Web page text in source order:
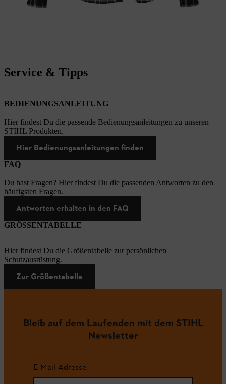
Service & Tipps
BEDIENUNGSANLEITUNG
Hier findest Du die passende Bedienungsanleitungen zu unseren
STIHL Produkten.
Hier Bedienungsanleitungen finden
FAQ
Du hast Fragen? Hier findest Du die passenden Antworten zu den
häufigsten Fragen.
Antworten erhalten in den FAQ
GRÖSSENTABELLE
Hier findest Du die Größentabelle zur persönlichen
Schutzausrüstung.
Zur Größentabelle
Bleib auf dem Laufenden mit dem STIHL
Newsletter
E-Mail-Adresse